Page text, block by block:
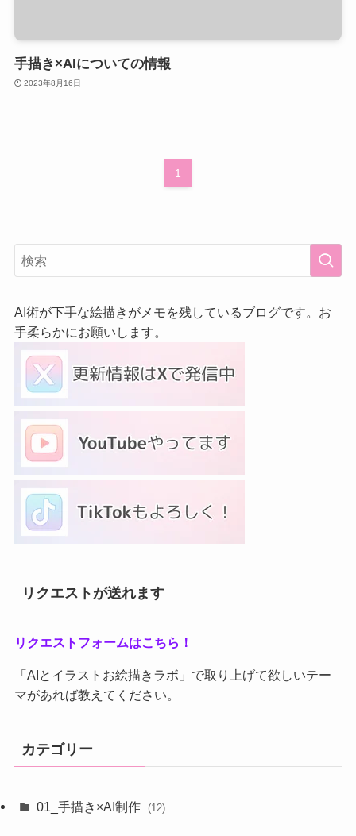
手描き×AIについての情報
2023年8月16日
1
AI術が下手な絵描きがメモを残しているブログです。お
手柔らかにお願いします。
リクエストが送れます
リクエストフォームはこちら！
「AIとイラストお絵描きラボ」で取り上げて欲しいテー
マがあれば教えてください。
カテゴリー
01_手描き×AI制作 (12)